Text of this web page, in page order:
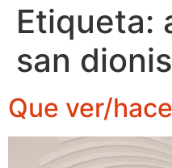
Etiqueta:
san
Que ver/